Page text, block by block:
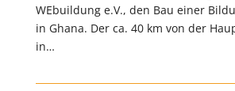
WEbuildung e.V., den Bau einer
in Ghana. Der ca. 40 km von der
in…